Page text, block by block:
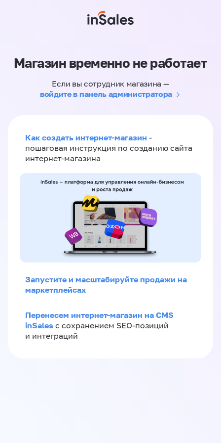
Магазин временно не работает
Если вы сотрудник магазина —
войдите в панель администратора
Как создать интернет-магазин -
пошаговая инструкция по созданию сайта
интернет-магазина
Запустите и масштабируйте продажи на
маркетплейсах
Перенесем интернет-магазин на CMS
inSales с сохранением SEO-позиций
и интеграций